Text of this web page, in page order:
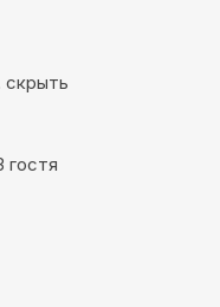
скрыть
гостя